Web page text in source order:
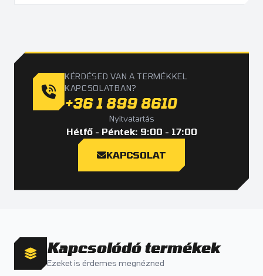
KÉRDÉSED VAN A TERMÉKKEL
KAPCSOLATBAN?
+36 1 899 8610
Nyitvatartás
Hétfő - Péntek: 9:00 - 17:00
KAPCSOLAT
Kapcsolódó termékek
Ezeket is érdemes megnézned